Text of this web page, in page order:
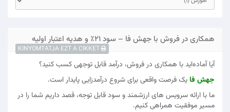
همکاری در فروش با جهش فا – سود ۲۱٪ و هدیه اعتبار اولیه
KINYOMTATJA EZT A CIKKET
آیا آماده‌اید با همکاری در فروش، درآمد قابل توجهی کسب کنید؟
جهش فا یک فرصت واقعی برای شروع درآمدزایی پایدار است.
ما با ارائه سرویس های ارزشمند و سود قابل توجه، قصد داریم شما را در
مسیر موفقیت همراهی کنیم.